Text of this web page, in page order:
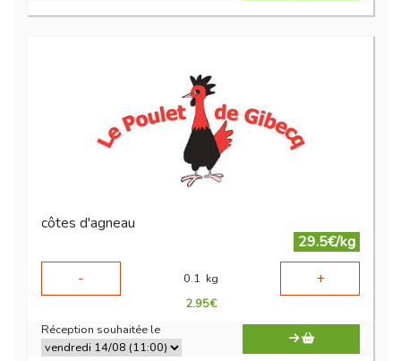
côtes d'agneau
29.5€/kg
-
0.1 kg +
2.95€
Réception souhaitée le